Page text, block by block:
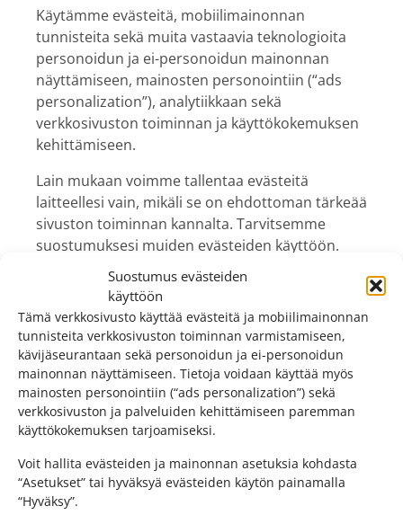
Suostumus evästeiden
käyttöön
Tämä verkkosivusto käyttää evästeitä ja mobiilimainonnan
tunnisteita verkkosivuston toiminnan varmistamiseen,
kävijäseurantaan sekä personoidun ja ei-personoidun
mainonnan näyttämiseen. Tietoja voidaan käyttää myös
mainosten personointiin (“ads personalization”) sekä
verkkosivuston ja palveluiden kehittämiseen paremman
käyttökokemuksen tarjoamiseksi.
Voit hallita evästeiden ja mainonnan asetuksia kohdasta
“Asetukset” tai hyväksyä evästeiden käytön painamalla
“Hyväksy”.
Käytämme evästeitä, mobiilimainonnan
tunnisteita sekä muita vastaavia teknologioita
personoidun ja ei-personoidun mainonnan
näyttämiseen, mainosten personointiin (“ads
personalization”), analytiikkaan sekä
verkkosivuston toiminnan ja käyttökokemuksen
kehittämiseen.
Lain mukaan voimme tallentaa evästeitä
laitteellesi vain, mikäli se on ehdottoman tärkeää
sivuston toiminnan kannalta. Tarvitsemme
suostumuksesi muiden evästeiden käyttöön.
Tämä sivusto käyttää erityyppisiä evästeitä. Osa
evästeistä on sivuillamme esiintyvien
kolmansien osapuolten palveluiden asettamia.
Käytämme Googlen palveluita mainonnan,
analytiikan ja mainosten personoinnin
toteuttamiseen. Google voi käyttää evästeitä,
mobiilimainonnan tunnisteita sekä muita
mainonnan näyttämiseen ja mittaamiseen.
Lisätietoja siitä, miten Google käsittelee tietoja,